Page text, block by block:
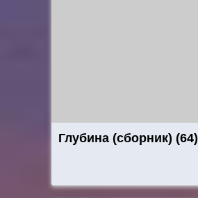
Глубина (сборник) (64)